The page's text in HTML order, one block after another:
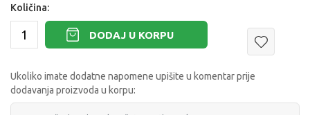
Količina:
DODAJ U KORPU
Ukoliko imate dodatne napomene upišite u komentar prije
dodavanja proizvoda u korpu: